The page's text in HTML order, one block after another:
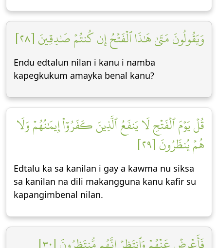
وَيَقُولُونَ مَتَىٰ هَٰذَا ٱلۡفَتۡحُ إِن كُنتُمۡ صَٰدِقِينَ [٢٨]
Endu edtalun nilan i kanu i namba
kapegkukum amayka benal kanu?
قُلۡ يَوۡمَ ٱلۡفَتۡحِ لَا يَنفَعُ ٱلَّذِينَ كَفَرُوٓاْ إِيمَٰنُهُمۡ وَلَا
هُمۡ يُنظَرُونَ [٢٩]
Edtalu ka sa kanilan i gay a kawma nu siksa
sa kanilan na dili makangguna kanu kafir su
kapangimbenal nilan.